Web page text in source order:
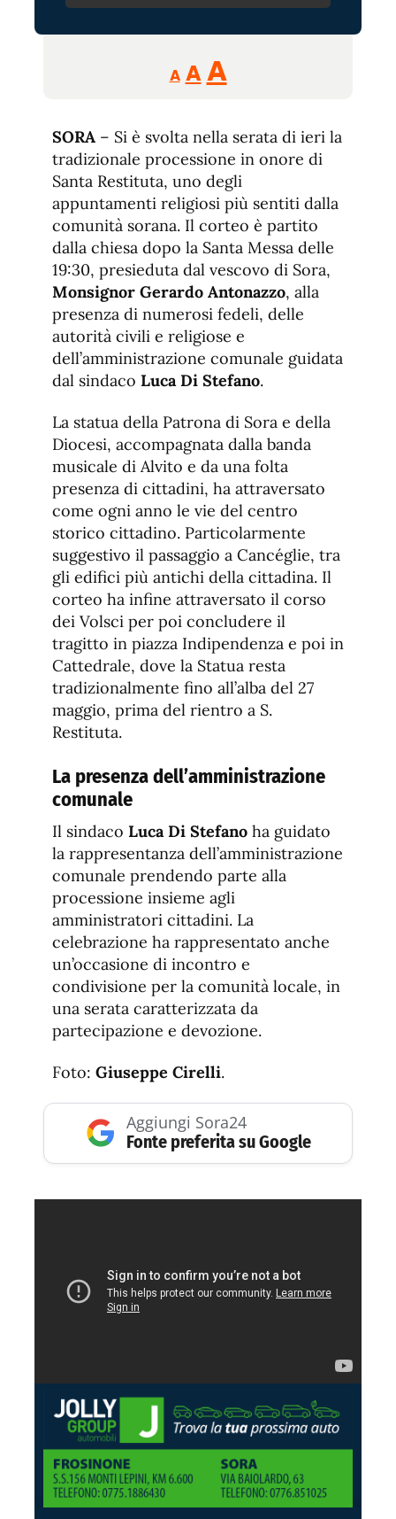
A
Reducir
tamaño
A Restablecer
tamaño
de
fuente
AAumentar
de
fuente.
SORA – Si è svolta nella serata di ieri la
tradizionale processione in onore di
Santa Restituta, uno degli
appuntamenti religiosi più sentiti dalla
comunità sorana. Il corteo è partito
dalla chiesa dopo la Santa Messa delle
19:30, presieduta dal vescovo di Sora,
Monsignor Gerardo Antonazzo, alla
presenza di numerosi fedeli, delle
autorità civili e religiose e
dell’amministrazione comunale guidata
dal sindaco Luca Di Stefano.
La statua della Patrona di Sora e della
Diocesi, accompagnata dalla banda
musicale di Alvito e da una folta
presenza di cittadini, ha attraversato
come ogni anno le vie del centro
storico cittadino. Particolarmente
suggestivo il passaggio a Cancéglie, tra
gli edifici più antichi della cittadina. Il
corteo ha infine attraversato il corso
dei Volsci per poi concludere il
tragitto in piazza Indipendenza e poi in
Cattedrale, dove la Statua resta
tradizionalmente fino all’alba del 27
maggio, prima del rientro a S.
Restituta.
La presenza dell’amministrazione
comunale
Il sindaco Luca Di Stefano ha guidato
la rappresentanza dell’amministrazione
comunale prendendo parte alla
processione insieme agli
amministratori cittadini. La
celebrazione ha rappresentato anche
un’occasione di incontro e
condivisione per la comunità locale, in
una serata caratterizzata da
partecipazione e devozione.
Foto: Giuseppe Cirelli.
Aggiungi Sora24
Fonte preferita su Google